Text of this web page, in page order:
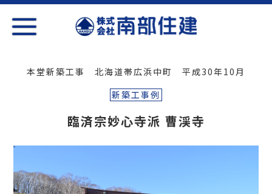
本堂新築工事 北海道帯広浜中町 平成30年10月
新築工事例
臨済宗妙心寺派 曹渓寺